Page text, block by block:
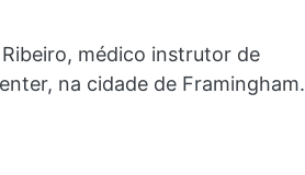
médico instrutor de
na cidade de Framingham.